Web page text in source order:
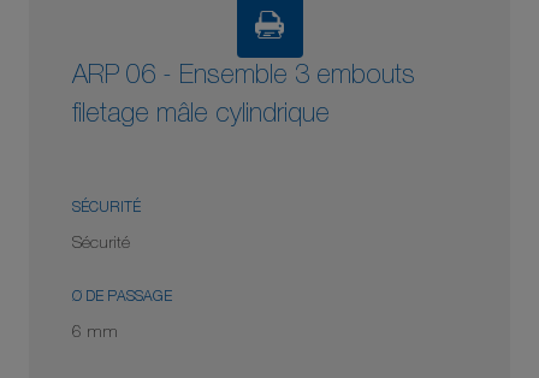
ARP 06 - Ensemble 3 embouts
filetage mâle cylindrique
SÉCURITÉ
Sécurité
Ø DE PASSAGE
6 mm